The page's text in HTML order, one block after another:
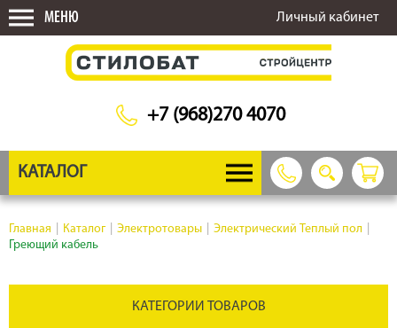
МЕНЮ Личный кабинет
+7 (968)270 4070
КАТАЛОГ
Главная Каталог Электротовары Электрический Теплый пол
Греющий кабель
КАТЕГОРИИ ТОВАРОВ